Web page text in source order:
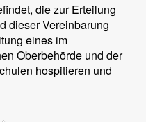
die zur Erteilung
dieser Vereinbarung
eines im
Oberbehörde und der
hospitieren und